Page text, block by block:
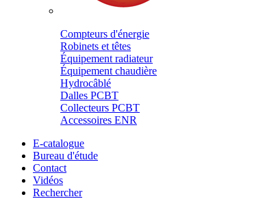
Compteurs d'énergie
Robinets et têtes
Équipement radiateur
Équipement chaudière
Hydrocâblé
Dalles PCBT
Collecteurs PCBT
Accessoires ENR
E-catalogue
Bureau d'étude
Contact
Vidéos
Rechercher